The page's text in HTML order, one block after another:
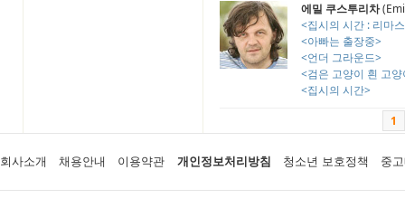
에밀 쿠스투리차
<집시의 시간 : 리마
<아빠는 출장중>
<언더 그라운드>
<검은 고양이 흰 고
<집시의 시간>
1
회사소개 채용안내 이용약관 개인정보처리방침 청소년 보호정책 중